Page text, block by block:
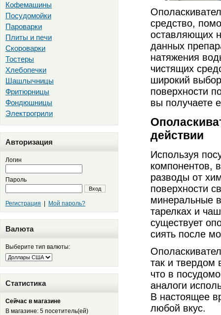
Кофемашины
Посудомойки
Пароварки
Плиты и печи
Скороварки
Тостеры
Хлебопечки
Шашлычницы
Фритюрницы
Фондюшницы
Электрогрили
Авторизация
Логин
Пароль
Вход
Регистрация Мой пароль?
Валюта
Выберите тип валюты:
Статистика
Сейчас в магазине
В магазине: 5 посетитель(ей)
средство,
оставляющих
данных
натяжения
чистящих
широкий
поверхности
вы получаете
действии
Используя
компонентов,
разводы от
поверхности
минеральные
тарелках и
существует
сиять после
так и твердом
что в
аналоги
В настоящее
любой вкус.